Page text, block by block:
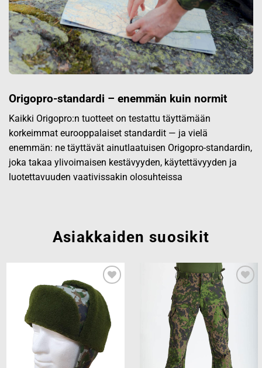
Origopro-standardi – enemmän kuin normit
Kaikki Origopro:n tuotteet on testattu täyttämään
korkeimmat eurooppalaiset standardit — ja vielä
enemmän: ne täyttävät ainutlaatuisen Origopro-standardin,
joka takaa ylivoimaisen kestävyyden, käytettävyyden ja
luotettavuuden vaativissakin olosuhteissa
Asiakkaiden suosikit
Add to
wishlist